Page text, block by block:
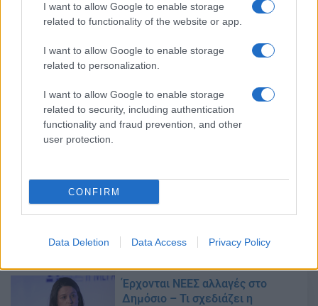
I want to allow Google to enable storage
related to functionality of the website or app.
I want to allow Google to enable storage
related to personalization.
I want to allow Google to enable storage
related to security, including authentication
functionality and fraud prevention, and other
user protection.
CONFIRM
Data Deletion Data Access Privacy Policy
Κεραμέως: «Η αξιολόγηση των
εκπαιδευτικών προχωράει»
15/12/2023 - 15:41
Πότε έρχεται η NEA προκήρυξη
του ΑΣΕΠ
600 διοικητικές θέσεις
Έρχονται ΝΕΕΣ αλλαγές στο
Δημόσιο – Τι σχεδιάζει η